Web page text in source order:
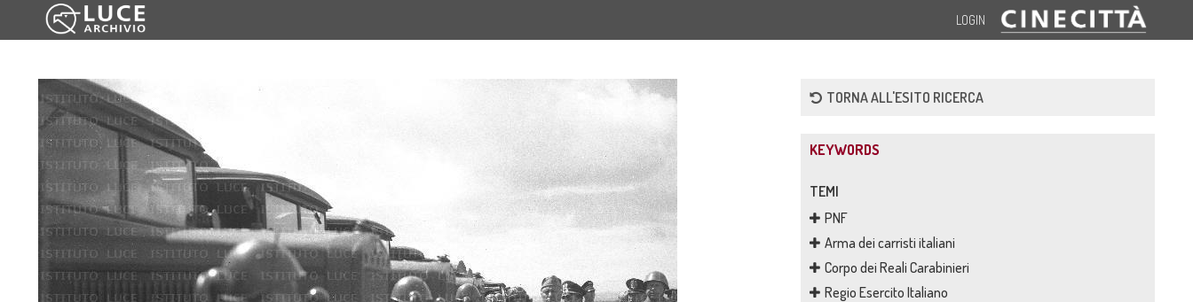
LOGIN
TORNA ALL'ESITO RICERCA
KEYWORDS
TEMI
PNF
Arma dei carristi italiani
Corpo dei Reali Carabinieri
Regio Esercito Italiano